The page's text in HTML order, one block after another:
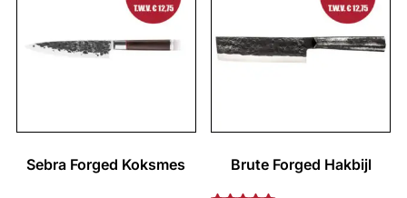
Sebra Forged Koksmes Brute Forged Hakbijl